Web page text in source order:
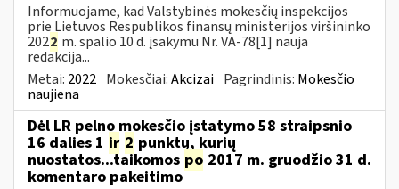
Informuojame, kad Valstybinės mokesčių inspekcijos
prie Lietuvos Respublikos finansų ministerijos viršininko
2022 m. spalio 10 d. įsakymu Nr. VA-78[1] nauja
redakcija...
Metai: 2022 Mokesčiai:Akcizai Pagrindinis: Mokesčio
naujiena
Dėl LR pelno mokesčio įstatymo 58 straipsnio
16 dalies 1 ir 2 punktų, kurių
nuostatos...taikomos po 2017 m. gruodžio 31 d.
komentaro pakeitimo